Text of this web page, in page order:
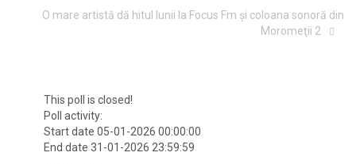
O mare artistă dă hitul lunii la Focus Fm şi coloana sonoră din
Moromeţii 2
This poll is closed!
Poll activity:
Start date 05-01-2026 00:00:00
End date 31-01-2026 23:59:59